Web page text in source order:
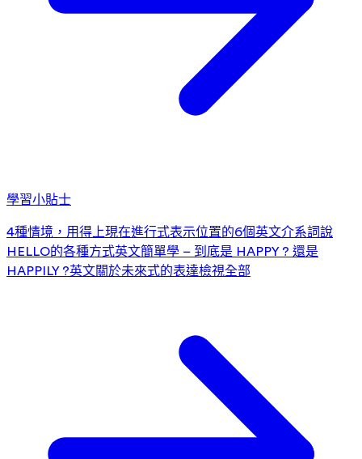
學習小貼士
4種情境，用得上現在進行式表示位置的6個英文介系詞說
HELLO的各種方式英文簡單學 – 到底是 HAPPY ? 還是
HAPPILY ?英文關於未來式的表達檢視全部